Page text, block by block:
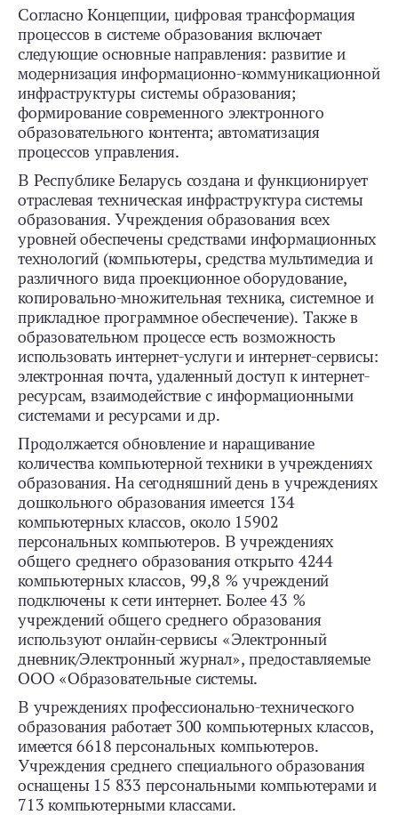
Согласно Концепции, цифровая трансформация
процессов в системе образования включает
следующие основные направления: развитие и
модернизация информационно-коммуникационной
инфраструктуры системы образования;
формирование современного электронного
образовательного контента; автоматизация
процессов управления.
В Республике Беларусь создана и функционирует
отраслевая техническая инфраструктура системы
образования. Учреждения образования всех
уровней обеспечены средствами информационных
технологий (компьютеры, средства мультимедиа и
различного вида проекционное оборудование,
копировально-множительная техника, системное и
прикладное программное обеспечение). Также в
образовательном процессе есть возможность
использовать интернет-услуги и интернет-сервисы:
электронная почта, удаленный доступ к интернет-
ресурсам, взаимодействие с информационными
системами и ресурсами и др.
Продолжается обновление и наращивание
количества компьютерной техники в учреждениях
образования. На сегодняшний день в учреждениях
дошкольного образования имеется 134
компьютерных классов, около 15902
персональных компьютеров. В учреждениях
общего среднего образования открыто 4244
компьютерных классов, 99,8 % учреждений
подключены к сети интернет. Более 43 %
учреждений общего среднего образования
используют онлайн-сервисы «Электронный
дневник/Электронный журнал», предоставляемые
ООО «Образовательные системы.
В учреждениях профессионально-технического
образования работает 300 компьютерных классов,
имеется 6618 персональных компьютеров.
Учреждения среднего специального образования
оснащены 15 833 персональными компьютерами и
713 компьютерными классами.